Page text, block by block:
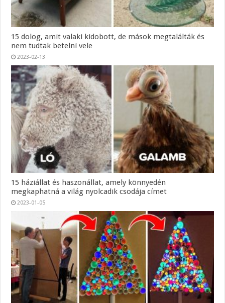
15 dolog, amit valaki kidobott, de mások megtalálták és
nem tudtak betelni vele
2023-02-13
15 háziállat és haszonállat, amely könnyedén
megkaphatná a világ nyolcadik csodája címet
2023-01-05